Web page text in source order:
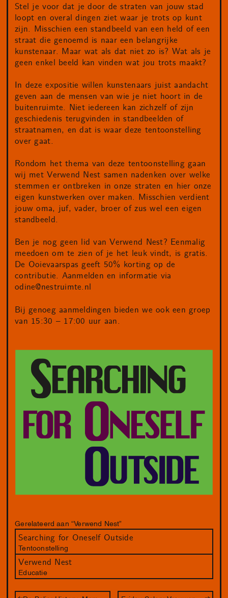
Stel je voor dat je door de straten van jouw stad
loopt en overal dingen ziet waar je trots op kunt
zijn. Misschien een standbeeld van een held of een
straat die genoemd is naar een belangrijke
kunstenaar. Maar wat als dat niet zo is? Wat als je
geen enkel beeld kan vinden wat jou trots maakt?
In deze expositie willen kunstenaars juist aandacht
geven aan de mensen van wie je niet hoort in de
buitenruimte. Niet iedereen kan zichzelf of zijn
geschiedenis terugvinden in standbeelden of
straatnamen, en dat is waar deze tentoonstelling
over gaat.
Rondom het thema van deze tentoonstelling gaan
wij met Verwend Nest samen nadenken over welke
stemmen er ontbreken in onze straten en hier onze
eigen kunstwerken over maken. Misschien verdient
jouw oma, juf, vader, broer of zus wel een eigen
standbeeld.
Ben je nog geen lid van Verwend Nest? Eenmalig
meedoen om te zien of je het leuk vindt, is gratis.
De Ooievaarspas geeft 50% korting op de
contributie. Aanmelden en informatie via
odine@nestruimte.nl
Bij genoeg aanmeldingen bieden we ook een groep
van 15:30 – 17:00 uur aan.
Gerelateerd aan “Verwend Nest”
Searching for Oneself Outside
Tentoonstelling
Verwend Nest
Educatie